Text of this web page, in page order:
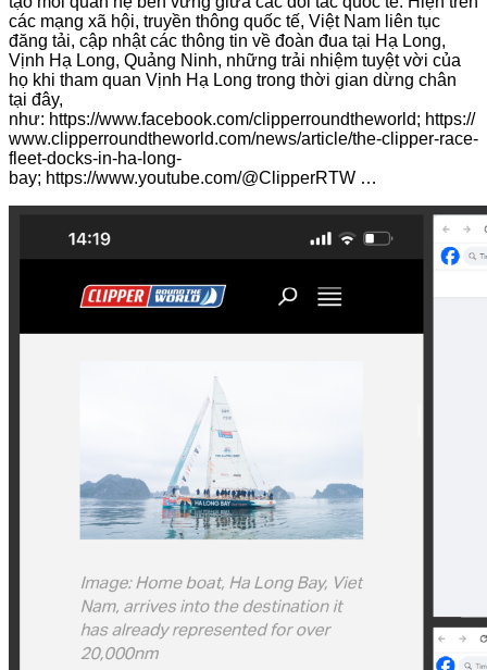
các mạng xã hội, truyền thông quốc tế, Việt Nam liên tục
đăng tải, cập nhật các thông tin về đoàn đua tại Hạ Long,
Vịnh Hạ Long, Quảng Ninh, những trải nhiệm tuyệt vời của
họ khi tham quan Vịnh Hạ Long trong thời gian dừng chân
tại đây,
như: https://www.facebook.com/clipperroundtheworld; https://
www.clipperroundtheworld.com/news/article/the-clipper-race-
fleet-docks-in-ha-long-
bay; https://www.youtube.com/@ClipperRTW …